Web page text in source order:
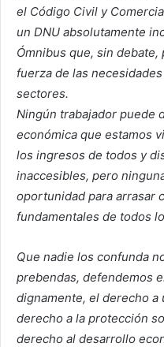
el Código Civil y
un DNU absolutamente
Ómnibus que, sin
fuerza de las
sectores.
Ningún trabajador puede
económica que estamos
los ingresos de todos y
inaccesibles, pero
oportunidad para arrasar
fundamentales de todos
Que nadie los confunda
prebendas, defendemos
dignamente, el derecho a
derecho a la protección
derecho al desarrollo